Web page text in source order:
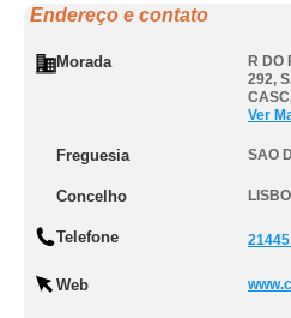
Endereço e contato
Morada
R DO
292,
Ver
Freguesia SAO
Concelho
Telefone
Web